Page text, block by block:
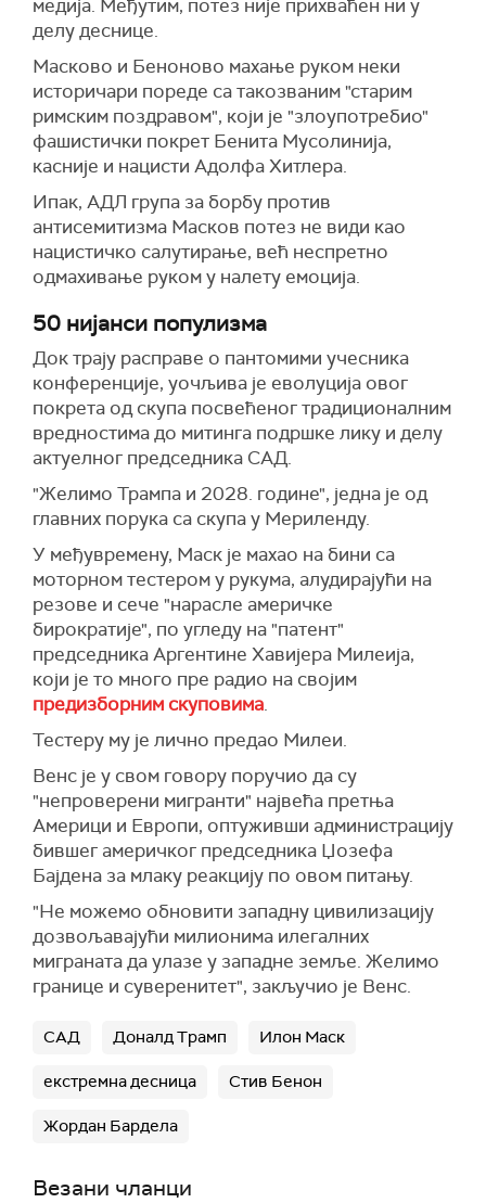
медија. Међутим, потез није прихваћен ни у
делу деснице.
Масково и Беноново махање руком неки
историчари пореде са такозваним "старим
римским поздравом", који је "злоупотребио"
фашистички покрет Бенита Мусолинија,
касније и нацисти Адолфа Хитлера.
Ипак, АДЛ група за борбу против
антисемитизма Масков потез не види као
нацистичко салутирање, већ неспретно
одмахивање руком у налету емоција.
50 нијанси популизма
Док трају расправе о пантомими учесника
конференције, уочљива је еволуција овог
покрета од скупа посвећеног традиционалним
вредностима до митинга подршке лику и делу
актуелног председника САД.
"Желимо Трампа и 2028. године", једна је од
главних порука са скупа у Мериленду.
У међувремену, Маск је махао на бини са
моторном тестером у рукума, алудирајући на
резове и сече "нарасле америчке
бирократије", по угледу на "патент"
председника Аргентине Хавијера Милеија,
који је то много пре радио на својим
предизборним скуповима.
Тестеру му је лично предао Милеи.
Венс је у свом говору поручио да су
"непроверени мигранти" највећа претња
Америци и Европи, оптуживши администрацију
бившег америчког председника Џозефа
Бајдена за млаку реакцију по овом питању.
"Не можемо обновити западну цивилизацију
дозвољавајући милионима илегалних
миграната да улазе у западне земље. Желимо
границе и суверенитет", закључио је Венс.
САД Доналд Трамп Илон Маск
екстремна десница Стив Бенон
Жордан Бардела
Везани чланци